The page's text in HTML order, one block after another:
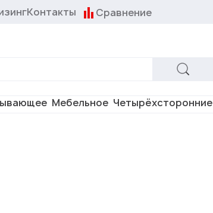
Контакты Сравнение
Мебельное Четырёхсторонние